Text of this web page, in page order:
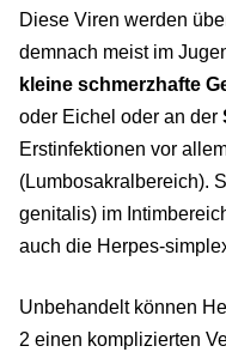
Diese Viren werden
demnach meist im
kleine schmerzhafte
oder Eichel oder an der
Erstinfektionen vor
(Lumbosakralbereich).
genitalis) im
auch die Herpes-
Unbehandelt können
2 einen komplizierten